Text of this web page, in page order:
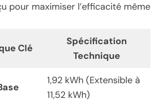
pour maximiser l’efficacité même
Clé
Spécification
Technique
1,92 kWh (Extensible à
11,52 kWh)